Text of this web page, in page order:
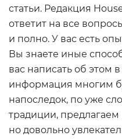
статьи. Редакция
ответит на все
и полно. У вас есть
Вы знаете иные
вас написать об этом
информация многим
напоследок, по уже
традиции,
но довольно